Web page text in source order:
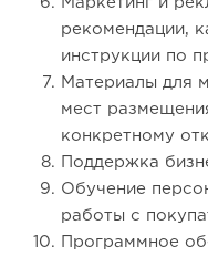
Маркетинг и
рекомендации,
инструкции по
Материалы для
мест
конкретному
Поддержка
Обучение
работы с
Программное